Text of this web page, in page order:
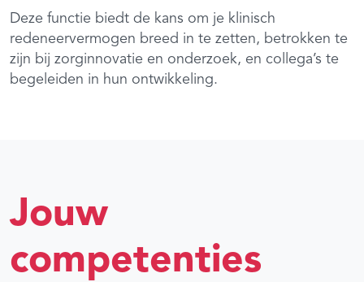
Deze functie biedt de kans om je klinisch
redeneervermogen breed in te zetten, betrokken te
zijn bij zorginnovatie en onderzoek, en collega’s te
begeleiden in hun ontwikkeling.
Jouw
competenties